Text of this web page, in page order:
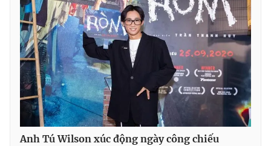
Anh Tú Wilson xúc động ngày công chiếu